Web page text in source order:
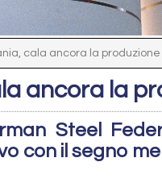
cala ancora la
ancora la
Steel
con il segno